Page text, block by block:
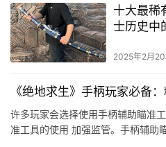
十大最稀
士历史中
2025年2月20
《绝地求生》手柄玩家必备
许多玩家会选择使用手柄辅助瞄准
准工具的使用 加强监管。手柄辅助